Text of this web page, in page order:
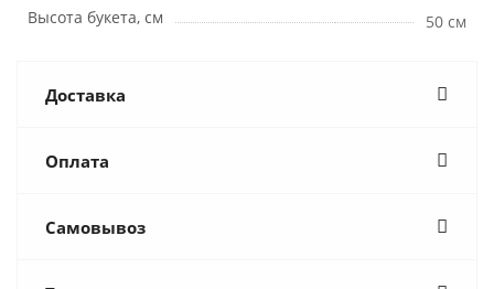
Высота букета, см
50 см
Доставка
Оплата
Самовывоз